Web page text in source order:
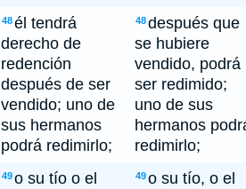
48él tendrá
derecho de
redención
después de ser
vendido; uno de
sus hermanos
podrá redimirlo;
48después que
se hubiere
vendido, podrá
ser redimido;
uno de sus
hermanos
redimirlo;
49o su tío o el
49o su tío, o el